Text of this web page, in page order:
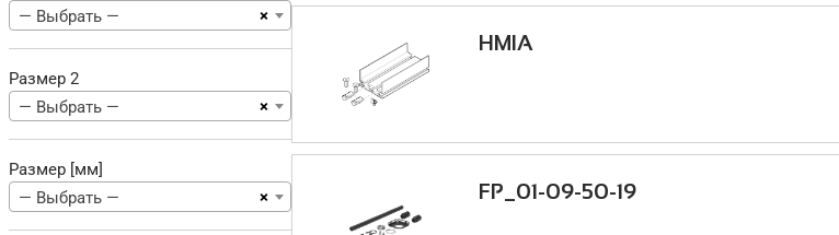
×
— Выбрать —
Размер 2
×
— Выбрать —
Размер [мм]
×
— Выбрать —
HMIA
FP_01-09-50-19